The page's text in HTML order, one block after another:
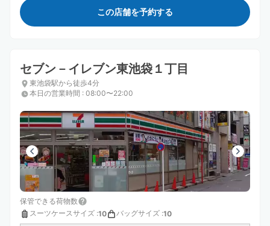
この店舗を予約する
セブン－イレブン東池袋１丁目
東池袋駅から徒歩4分
本日の営業時間 : 08:00〜22:00
保管できる荷物数
スーツケースサイズ :10 バッグサイズ :10